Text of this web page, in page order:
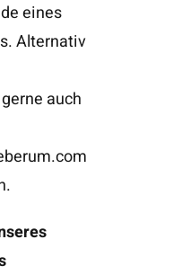
eines
Alternativ
auch